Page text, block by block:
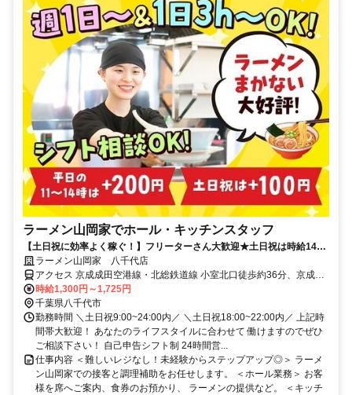
ラーメン山岡家でホール・キッチンスタッフ
【土日祝に効率よく稼ぐ！】フリーターさん大歓迎★土日祝は時給1400
円～！お休みやスキマ時間を活用◎
ラーメン山岡家 八千代店
アクセス 京成成田空港線・北総鉄道線 小室北口徒歩約36分、京成成
田空港線・北総鉄道線 白井南口徒歩約55分、京成成田空港線・北総
鉄道線 千葉ニュータウン中央徒歩約58分
時給1,300円～1,725円
千葉県八千代市
勤務時間 ＼土日祝9:00~24:00内／ ＼土日祝18:00~22:00内／ 上記時
間帯大歓迎！ あなたのライフスタイルに合わせて 働けますのでぜひ
ご相談下さい！ 自己申告シフト制 24時間営...
仕事内容 ＜難しいレジなし！未経験からステップアップ◎＞ ラーメ
ン山岡家での接客と調理補助をお任せします。 ＜ホール業務＞ お客
様を席へご案内、食券のお預かり、 ラーメンの提供など。 ＜キッチ